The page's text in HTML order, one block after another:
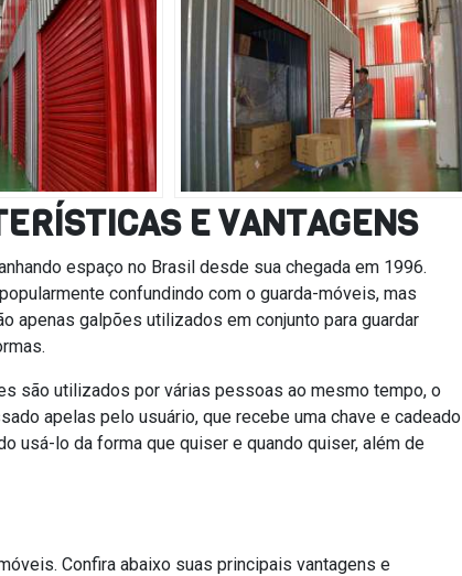
E VANTAGENS
espaço no Brasil desde sua chegada em 1996.
confundindo com o guarda-móveis, mas
apenas galpões utilizados em conjunto para guardar
são utilizados por várias pessoas ao mesmo tempo, o
apelas pelo usuário, que recebe uma chave e cadeado
usá-lo da forma que quiser e quando quiser, além de
Confira abaixo suas principais vantagens e